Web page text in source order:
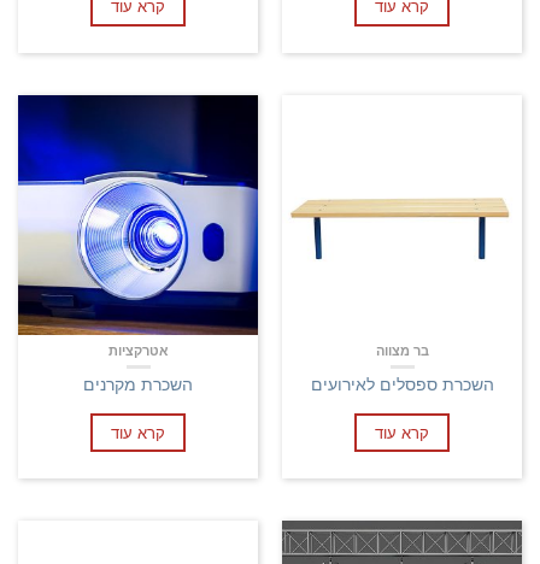
קרא עוד קרא עוד
אטרקציות
השכרת מקרנים
קרא עוד
בר מצווה
השכרת ספסלים לאירועים
קרא עוד